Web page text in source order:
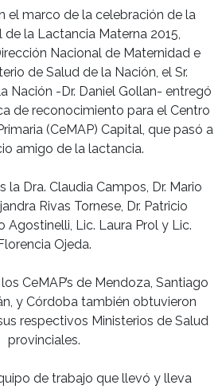
el marco de la celebración de la
de la Lactancia Materna 2015,
Nacional de Maternidad e
de Salud de la Nación, el Sr.
Nación -Dr. Daniel Gollan- entregó
de reconocimiento para el Centro
(CeMAP) Capital, que pasó a
amigo de la lactancia.
la Dra. Claudia Campos, Dr. Mario
Rivas Tornese, Dr. Patricio
Agostinelli, Lic. Laura Prol y Lic.
Ojeda.
CeMAP’s de Mendoza, Santiago
y Córdoba también obtuvieron
respectivos Ministerios de Salud
provinciales.
de trabajo que llevó y lleva